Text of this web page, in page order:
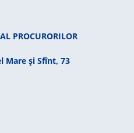
PROCURORILOR
Mare şi Sfînt, 73